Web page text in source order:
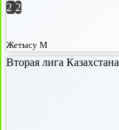
2 2
Жетысу М
Вторая лига Казахстана